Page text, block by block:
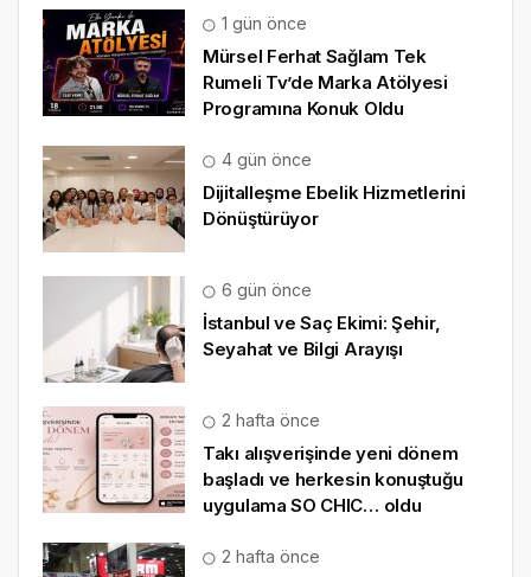
1 gün önce
Mürsel Ferhat Sağlam Tek
Rumeli Tv’de Marka Atölyesi
Programına Konuk Oldu
4 gün önce
Dijitalleşme Ebelik Hizmetlerini
Dönüştürüyor
6 gün önce
İstanbul ve Saç Ekimi: Şehir,
Seyahat ve Bilgi Arayışı
2 hafta önce
Takı alışverişinde yeni dönem
başladı ve herkesin konuştuğu
uygulama SO CHIC… oldu
2 hafta önce